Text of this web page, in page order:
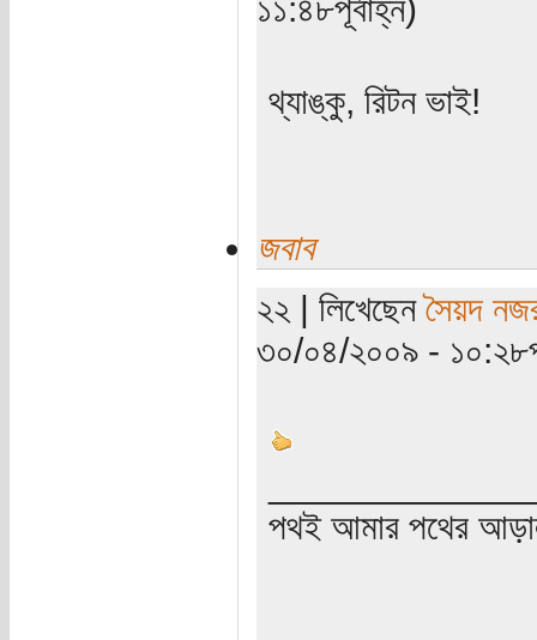
১১:৪৮পূর্বাহ্ন)
থ্যাঙ্কু, রিটন ভাই!
জবাব
২২ | লিখেছেনসৈয়দ
৩০/০৪/২০০৯ -
পথই আমার পথের